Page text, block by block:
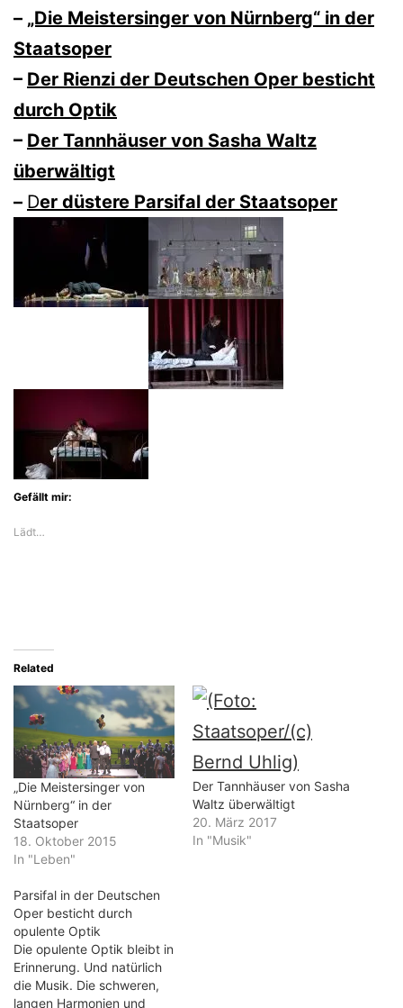
– „Die Meistersinger von Nürnberg“ in der
Staatsoper
– Der Rienzi der Deutschen Oper besticht
durch Optik
– Der Tannhäuser von Sasha Waltz
überwältigt
– Der düstere Parsifal der Staatsoper
Gefällt mir:
Lädt…
Related
„Die Meistersinger von
Nürnberg“ in der
Staatsoper
18. Oktober 2015
In "Leben"
Der Tannhäuser von Sasha
Waltz überwältigt
20. März 2017
In "Musik"
Parsifal in der Deutschen
Oper besticht durch
opulente Optik
Die opulente Optik bleibt in
Erinnerung. Und natürlich
die Musik. Die schweren,
langen Harmonien und